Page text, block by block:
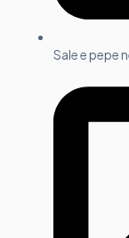
Sale e pepe